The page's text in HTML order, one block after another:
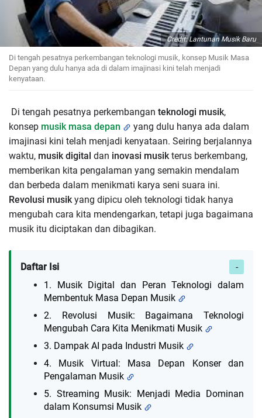
Credit: Lantunan Musik Baru
Di tengah pesatnya perkembangan teknologi musik, konsep Musik Masa
Depan yang dulu hanya ada di dalam imajinasi kini telah menjadi
kenyataan.
Di tengah pesatnya perkembangan teknologi musik,
konsep musik masa depan
yang dulu hanya ada dalam
imajinasi kini telah menjadi kenyataan. Seiring berjalannya
waktu, musik digital dan inovasi musikterus berkembang,
memberikan kita pengalaman yang semakin mendalam
dan berbeda dalam menikmati karya seni suara ini.
Revolusi musikyang dipicu oleh teknologi tidak hanya
mengubah cara kita mendengarkan, tetapi juga bagaimana
musik itu diciptakan dan dibagikan.
Daftar Isi
1. Musik Digital dan Peran Teknologi dalam
Membentuk Masa Depan Musik
2. Revolusi Musik: Bagaimana Teknologi
Mengubah Cara Kita Menikmati Musik
3. Dampak AI pada Industri Musik
4. Musik Virtual: Masa Depan Konser dan
Pengalaman Musik
5. Streaming Musik: Menjadi Media Dominan
dalam Konsumsi Musik